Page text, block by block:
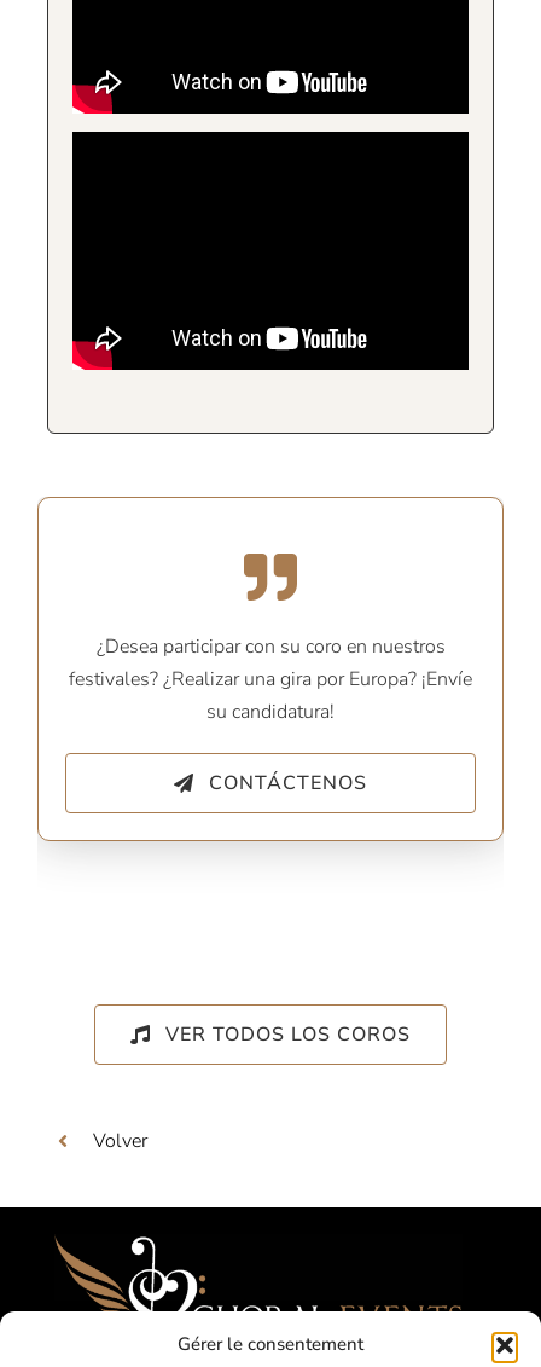
Gérer le consentement
¿Desea participar con su coro en nuestros
festivales? ¿Realizar una gira por Europa? ¡Envíe
su candidatura!
CONTÁCTENOS
VER TODOS LOS COROS
Volver